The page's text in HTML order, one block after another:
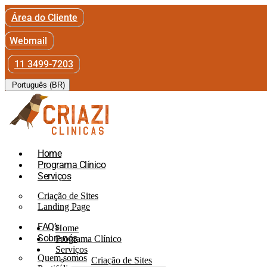
Área do Cliente
Webmail
11 3499-7203
Português (BR)
Home
Programa Clínico
Serviços
Criação de Sites
Landing Page
FAQ’s
Sobre nós
Quem somos
Home
Programa Clínico
Serviços
Criação de Sites